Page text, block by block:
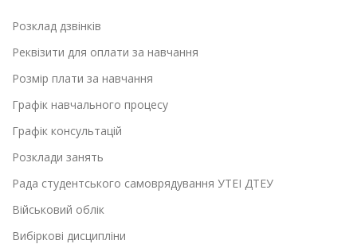
Розклад дзвінків
Реквізити для оплати за навчання
Розмір плати за навчання
Графік навчального процесу
Графік консультацій
Розклади занять
Рада студентського самоврядування УТЕІ ДТЕУ
Військовий облік
Вибіркові дисципліни